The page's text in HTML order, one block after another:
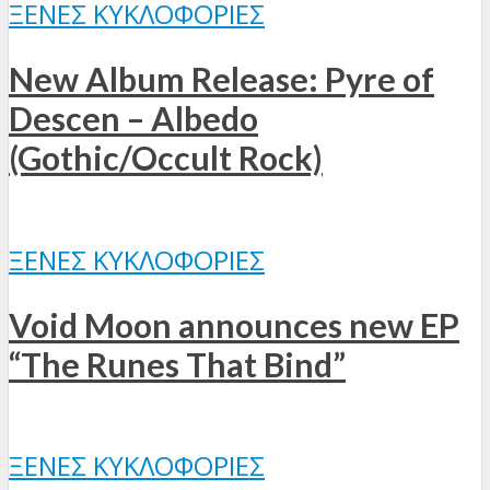
ΞΈΝΕΣ ΚΥΚΛΟΦΟΡΊΕΣ
New Album Release: Pyre of
Descen – Albedo
(Gothic/Occult Rock)
ΞΈΝΕΣ ΚΥΚΛΟΦΟΡΊΕΣ
Void Moon announces new EP
“The Runes That Bind”
ΞΈΝΕΣ ΚΥΚΛΟΦΟΡΊΕΣ